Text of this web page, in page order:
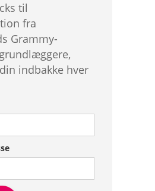
til
fra
Grammy-
indbakke hver